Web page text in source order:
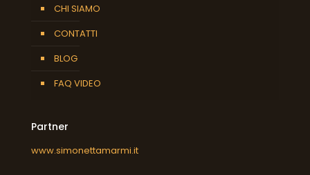
CHI SIAMO
CONTATTI
BLOG
FAQ VIDEO
Partner
www.simonettamarmi.it